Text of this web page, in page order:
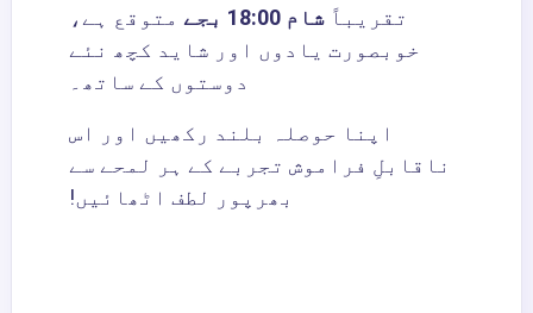
تقریباً شام 18:00 بجے
متوقع ہے،
خوبصورت یادوں اور شاید کچھ نئے
دوستوں کے ساتھ۔
اپنا حوصلہ بلند رکھیں اور اس
ناقابلِ فراموش تجربے کے ہر لمحے سے
بھرپور لطف اٹھائیں!